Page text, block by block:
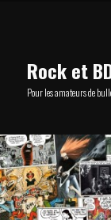
Rock et
Pour les amateurs de